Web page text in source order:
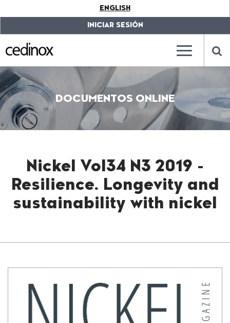
label.access.jump.content???
???
label.access.jump.header???
label.access.jump.footer???
???
label.access.jump.menu???
ENGLISH
INICIAR SESIÓN
???
???
DOCUMENTOS ONLINE
Nickel Vol34 N3 2019 -
Resilience. Longevity and
sustainability with nickel